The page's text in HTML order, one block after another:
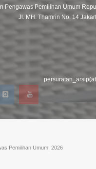
Pengawas Pemilihan Umum
Jl. MH. Thamrin No. 14
Pemilihan Umum, 2026